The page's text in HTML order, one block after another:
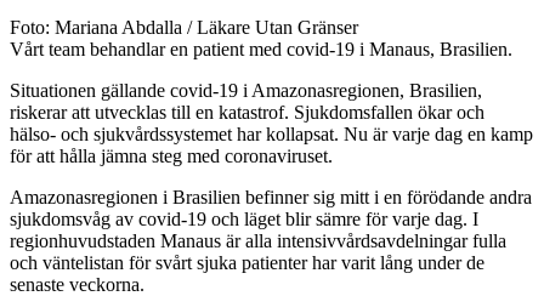
Foto: Mariana Abdalla / Läkare Utan Gränser
Vårt team behandlar en patient med covid-19 i Manaus, Brasilien.
Situationen gällande covid-19 i Amazonasregionen, Brasilien,
riskerar att utvecklas till en katastrof. Sjukdomsfallen ökar och
hälso- och sjukvårdssystemet har kollapsat. Nu är varje dag en kamp
för att hålla jämna steg med coronaviruset.
Amazonasregionen i Brasilien befinner sig mitt i en förödande andra
sjukdomsvåg av covid-19 och läget blir sämre för varje dag. I
regionhuvudstaden Manaus är alla intensivvårdsavdelningar fulla
och väntelistan för svårt sjuka patienter har varit lång under de
senaste veckorna.